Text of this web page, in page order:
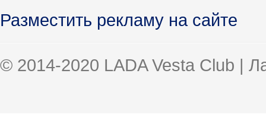
Разместить рекламу на сайте
© 2014-2020 LADA Vesta Club |